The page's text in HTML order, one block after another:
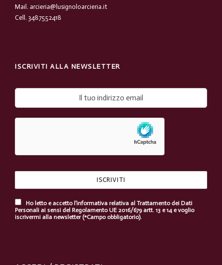
Mail. arcieria@lusignoloarcieria.it
Cell. 3487552418
ISCRIVITI ALLA NEWSLETTER
Ho letto e accetto l’informativa relativa al Trattamento dei Dati
Personali ai sensi del Regolamento UE 2016/679 artt. 13 e 14 e voglio
iscrivermi alla newsletter (*Campo obbligatorio).